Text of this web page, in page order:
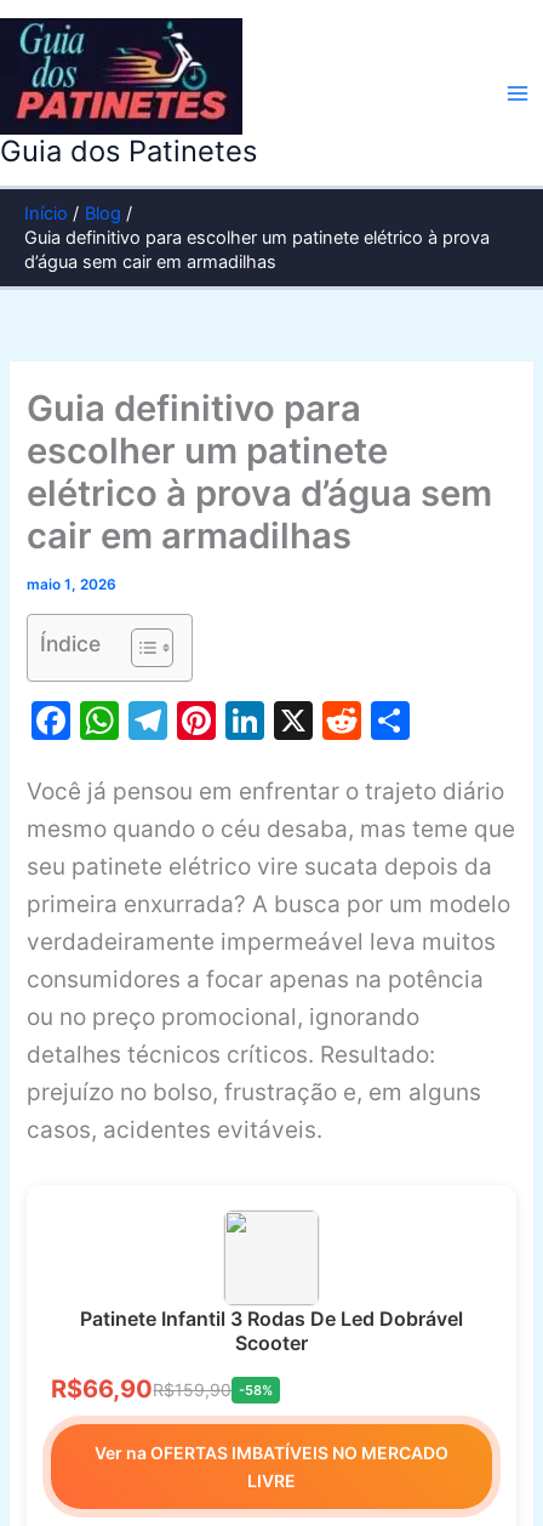
Ir
para
conteúdo
Guia dos Patinetes
Início
Blog
Guia definitivo para escolher um patinete elétrico à prova
d’água sem cair em armadilhas
Guia definitivo para
escolher um patinete
elétrico à prova d’água sem
cair em armadilhas
maio 1, 2026
Índice
F
c
e
b
o
o
k
W
at
s
A
p
p
T
e
gr
a
m
Pi
er
e
st
Li
k
e
dI
n
X
R
d
di
t
ar
e
Você já pensou em enfrentar o trajeto diário
mesmo quando o céu desaba, mas teme que
seu patinete elétrico vire sucata depois da
primeira enxurrada? A busca por um modelo
verdadeiramente impermeável leva muitos
consumidores a focar apenas na potência
ou no preço promocional, ignorando
detalhes técnicos críticos. Resultado:
prejuízo no bolso, frustração e, em alguns
casos, acidentes evitáveis.
Patinete Infantil 3 Rodas De Led Dobrável
Scooter
R$66,90R$159,90 -58%
Ver na OFERTAS IMBATÍVEIS NO MERCADO
LIVRE